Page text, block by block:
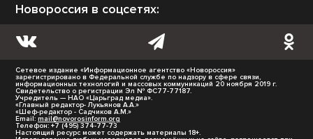
Новороссия в соцсетях:
Сетевое издание «Информационное агентство «Новороссия»
зарегистрировано в Федеральной службе по надзору в сфере связи,
информационных технологий и массовых коммуникаций 20 ноября 2019 г.
Свидетельство о регистрации Эл № ФС77-77187.
Учредитель — НАО «Царьград медиа».
«Главный редактор- Лукьянов А.А.»
«Шеф-редактор - Садчиков А.М.»
Email: mail@novorosinform.org
Телефон: +7 (495) 374-77-73
Настоящий ресурс может содержать материалы 18+.